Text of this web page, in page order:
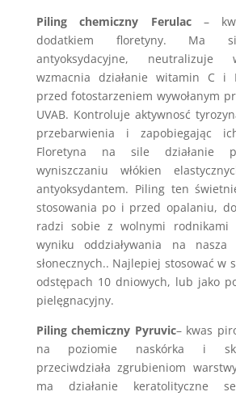
Piling chemiczny Ferulac
–
dodatkiem floretyny. Ma
antyoksydacyjne, neutralizuje
wzmacnia działanie witamin C i
przed fotostarzeniem wywołanym
UVAB. Kontroluje aktywnosć
przebarwienia i zapobiegając
Floretyna na sile działanie
wyniszczaniu włókien
antyoksydantem. Piling ten
stosowania po i przed opalaniu,
radzi sobie z wolnymi rodnikami
wyniku oddziaływania na
słonecznych.. Najlepiej stosować w
odstępach 10 dniowych, lub jako
pielęgnacyjny.
Piling chemiczny Pyruvic– kwas
na poziomie naskórka i
przeciwdziała zgrubieniom
ma działanie keratolityczne